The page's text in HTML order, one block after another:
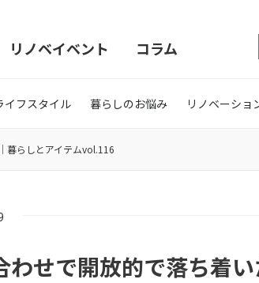
リノベイベント コラム
イフスタイル 暮らしのお悩み リノベーショ
暮らしとアイテムvol.116
わせで開放的で落ち着